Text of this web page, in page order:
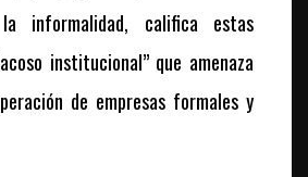
informalidad, califica estas
institucional” que amenaza
de empresas formales y